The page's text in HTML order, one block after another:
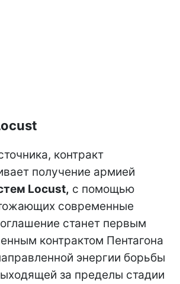
контракт
получение армией
Locust, с помощью
современные
станет первым
контрактом Пентагона
энергии борьбы
за пределы стадии